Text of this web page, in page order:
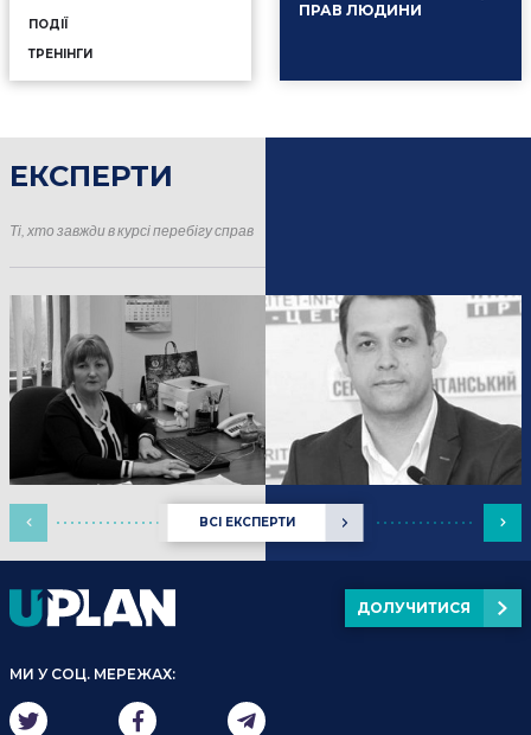
ПОДІЇ
ТРЕНІНГИ
ПРАВ ЛЮДИНИ
ЕКСПЕРТИ
Ті, хто завжди в курсі перебігу справ
ВСІ ЕКСПЕРТИ
МИ У СОЦ. МЕРЕЖАХ:
ДОЛУЧИТИСЯ